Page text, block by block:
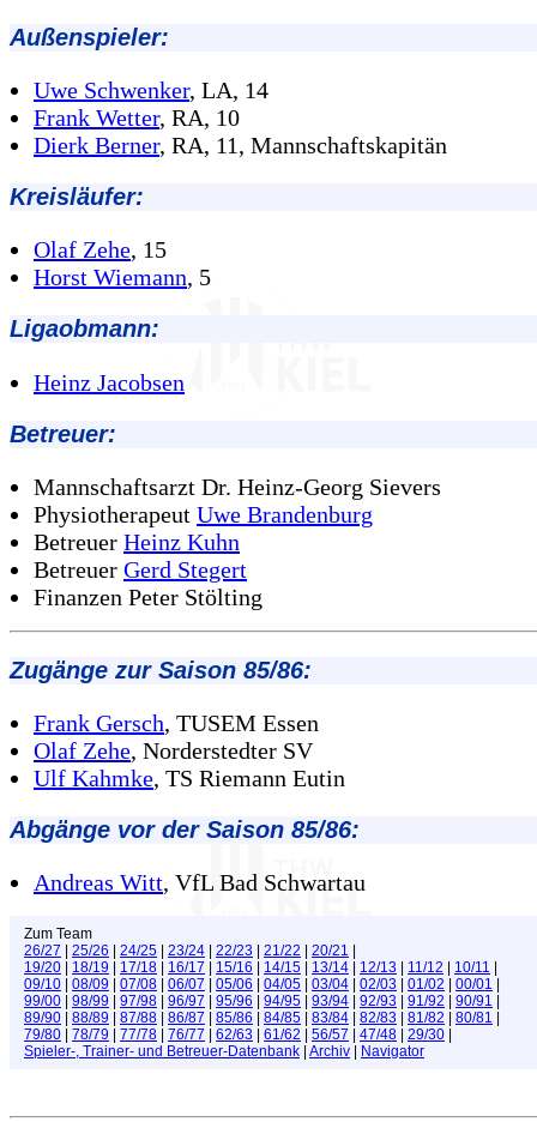
Außenspieler:
Uwe Schwenker, LA, 14
Frank Wetter, RA, 10
Dierk Berner, RA, 11, Mannschaftskapitän
Kreisläufer:
Olaf Zehe, 15
Horst Wiemann, 5
Ligaobmann:
Heinz Jacobsen
Betreuer:
Mannschaftsarzt Dr. Heinz-Georg Sievers
Physiotherapeut Uwe Brandenburg
Betreuer Heinz Kuhn
Betreuer Gerd Stegert
Finanzen Peter Stölting
Zugänge zur Saison 85/86:
Frank Gersch, TUSEM Essen
Olaf Zehe, Norderstedter SV
Ulf Kahmke, TS Riemann Eutin
Abgänge vor der Saison 85/86:
Andreas Witt, VfL Bad Schwartau
Zum Team
26/27
25/26 24/25 23/24 22/23 21/22 20/21
19/20
18/19 17/18 16/17 15/16 14/15 13/14 12/13 11/12 10/11
09/10
08/09 07/08 06/07 05/06 04/05 03/04 02/03 01/02 00/01
99/00
98/99 97/98 96/97 95/96 94/95 93/94 92/93 91/92 90/91
89/90
88/89 87/88 86/87 85/86 84/85 83/84 82/83 81/82 80/81
79/80
78/79 77/78 76/77 62/63 61/62 56/57 47/48 29/30
Spieler-, Trainer- und Betreuer-Datenbank Archiv Navigator